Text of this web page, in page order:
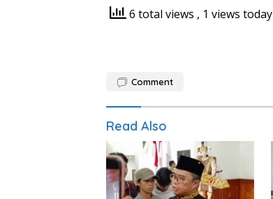
6 total views , 1 views today
Comment
Read Also